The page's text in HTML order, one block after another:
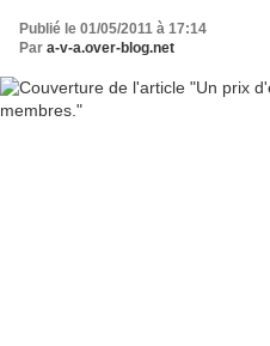
Publié le 01/05/2011 à 17:14
Par a-v-a.over-blog.net